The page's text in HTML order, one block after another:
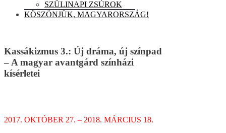
SZÜLINAPI ZSÚROK
KÖSZÖNJÜK, MAGYARORSZÁG!
Kassákizmus 3.: Új dráma, új színpad
– A magyar avantgárd színházi
kísérletei
2017. OKTÓBER 27. – 2018. MÁRCIUS 18.